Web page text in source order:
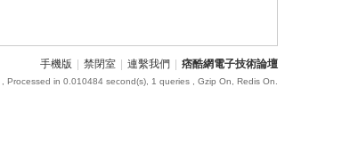
手機版 禁閉室 連繫我們 痞酷網電子技術論壇
, Processed in 0.010484 second(s), 1 queries , Gzip On, Redis On.